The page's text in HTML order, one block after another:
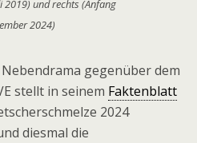
2019) und rechts (Anfang
2024)
gegenüber dem
stellt in seinem Faktenblatt
2024
diesmal die